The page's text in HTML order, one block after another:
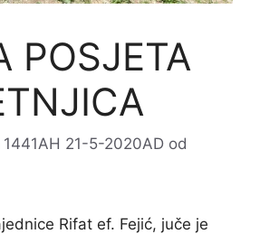
POSJETA
21-5-2020AD od
Rifat ef. Fejić, juče je